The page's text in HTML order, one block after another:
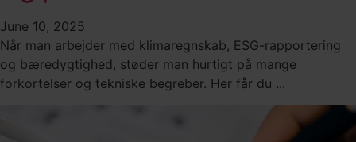
June 10, 2025
Når man arbejder med klimaregnskab, ESG-rapportering
og bæredygtighed, støder man hurtigt på mange
forkortelser og tekniske begreber. Her får du ...